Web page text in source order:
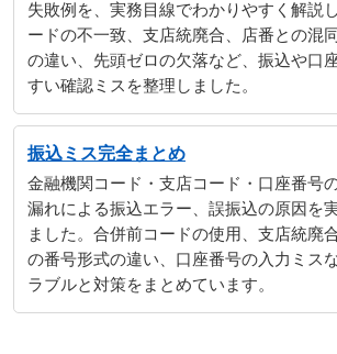
失敗例を、実務目線でわかりやすく解説
ードの不一致、支店統廃合、店番との混
の違い、先頭ゼロの欠落など、振込や口
すい確認ミスを整理しました。
振込ミス完全まとめ
金融機関コード・支店コード・口座番号
漏れによる振込エラー、誤振込の原因を
ました。合併前コードの使用、支店統廃
の番号形式の違い、口座番号の入力ミス
ラブルと対策をまとめています。